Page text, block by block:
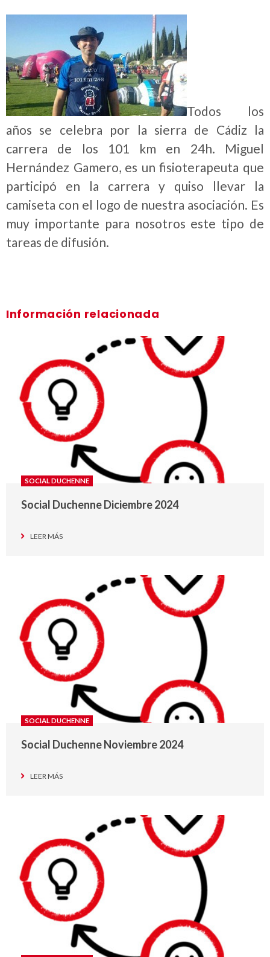
Todos los
años se celebra por la sierra de Cádiz la
carrera de los 101 km en 24h. Miguel
Hernández Gamero, es un fisioterapeuta que
participó en la carrera y quiso llevar la
camiseta con el logo de nuestra asociación. Es
muy importante para nosotros este tipo de
tareas de difusión.
Información relacionada
SOCIAL DUCHENNE
Social Duchenne Diciembre 2024
LEER MÁS
SOCIAL DUCHENNE
Social Duchenne Noviembre 2024
LEER MÁS